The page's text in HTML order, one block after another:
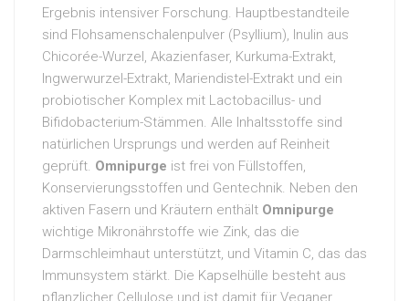
Ergebnis intensiver Forschung. Hauptbestandteile
sind Flohsamenschalenpulver (Psyllium), Inulin aus
Chicorée-Wurzel, Akazienfaser, Kurkuma-Extrakt,
Ingwerwurzel-Extrakt, Mariendistel-Extrakt und ein
probiotischer Komplex mit Lactobacillus- und
Bifidobacterium-Stämmen. Alle Inhaltsstoffe sind
natürlichen Ursprungs und werden auf Reinheit
geprüft. Omnipurge ist frei von Füllstoffen,
Konservierungsstoffen und Gentechnik. Neben den
aktiven Fasern und Kräutern enthält Omnipurge
wichtige Mikronährstoffe wie Zink, das die
Darmschleimhaut unterstützt, und Vitamin C, das das
Immunsystem stärkt. Die Kapselhülle besteht aus
pflanzlicher Cellulose und ist damit für Veganer